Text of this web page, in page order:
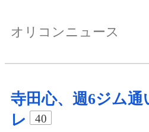
オリコンニュース
寺田心、週6ジム通
レ
40